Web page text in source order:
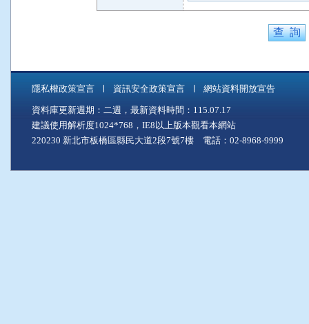
隱私權政策宣言 資訊安全政策宣言 網站資料開放宣告
資料庫更新週期：二週，最新資料時間：115.07.17
建議使用解析度1024*768，IE8以上版本觀看本網站
220230 新北市板橋區縣民大道2段7號7樓 電話：02-8968-9999